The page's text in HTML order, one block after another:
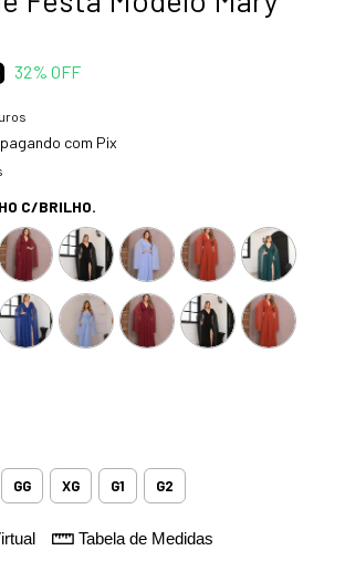
32% OFF
pagando com Pix
C/BRILHO.
GG XG G1 G2
Tabela de Medidas